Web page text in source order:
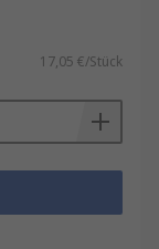
17,05 €/Stück